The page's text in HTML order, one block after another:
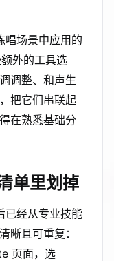
唱场景中应用的
外的工具选
调整、和声生
把它们串联起
在熟悉基础分
单里划掉
已经从专业技能
晰且可重复：
页面，选